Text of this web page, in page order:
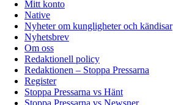
Mitt konto
Native
Nyheter om kungligheter och kändisar
Nyhetsbrev
Om oss
Redaktionell policy
Redaktionen – Stoppa Pressarna
Register
Stoppa Pressarna vs Hänt
Stoppa Pressarna vs Newsner